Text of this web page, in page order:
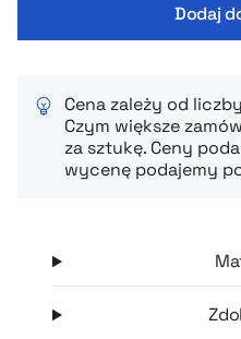
nowoczesny, ekologiczny
Dodaj
Cena zależy od
Czym większe
za sztukę. Ceny
wycenę podajemy